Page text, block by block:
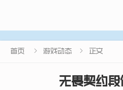
首页  游戏动态  正文
无畏契约